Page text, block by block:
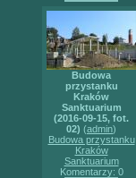
Budowa
przystanku
Kraków
Sanktuarium
(2016-09-15, fot.
02) (admin)
Budowa przystanku
Kraków
Sanktuarium
Komentarzy: 0